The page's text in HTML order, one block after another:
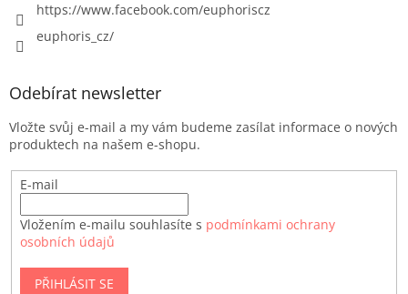
https://www.facebook.com/euphoriscz
euphoris_cz/
Odebírat newsletter
Vložte svůj e-mail a my vám budeme zasílat informace o nových
produktech na našem e-shopu.
E-mail
Vložením e-mailu souhlasíte s podmínkami ochrany
osobních údajů
PŘIHLÁSIT SE